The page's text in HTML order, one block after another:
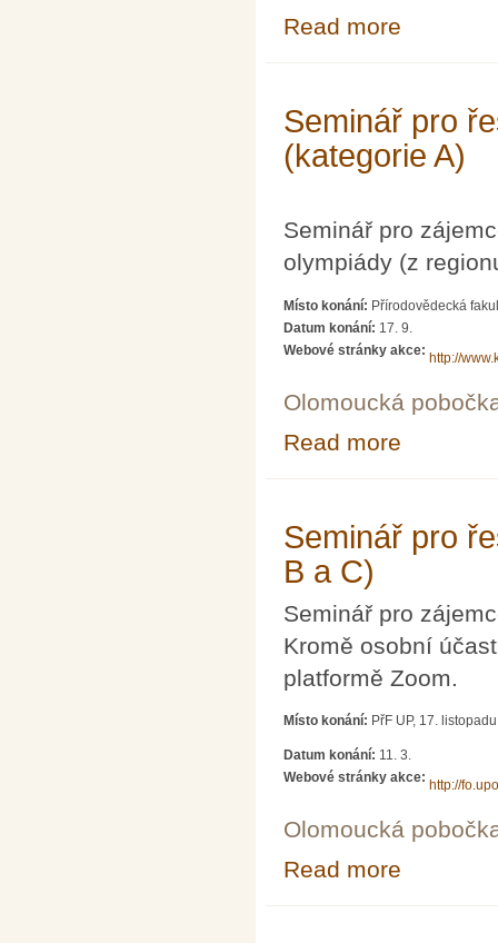
Read more
Seminář pro
(kategorie A)
Seminář pro
olympiády (z
Místo konání: Přírodovědecká
Datum konání: 17. 9.
Webové stránky akce:
http://
Olomoucká
Read more
Seminář pro
B a C)
Seminář pro
Kromě osobní
platformě Zoom.
Místo konání: PřF UP, 17.
Datum konání: 11. 3.
Webové stránky akce:
http://
Olomoucká
Read more